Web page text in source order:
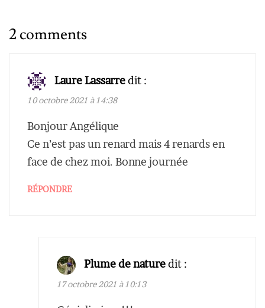
2 comments
Laure Lassarredit :
10 octobre 2021 à 14:38
Bonjour Angélique
Ce n’est pas un renard mais 4 renards en
face de chez moi. Bonne journée
RÉPONDRE
Plume de naturedit :
17 octobre 2021 à 10:13